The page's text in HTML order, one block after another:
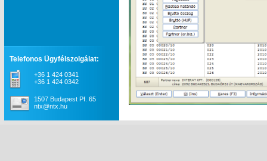
Telefonos Ügyfélszolgálat:
+36 1 424 0341
+36 1 424 0342
1507 Budapest Pf. 65
ntx@ntx.hu